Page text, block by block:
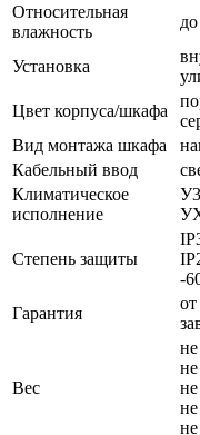
Относительная
влажность
Установка
Цвет корпуса/шкафа
Вид монтажа шкафа
Кабельный ввод
Климатическое
исполнение
Степень защиты
-
Гарантия
Вес